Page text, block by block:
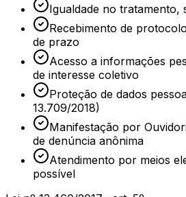
Igualdade no tratamento,
Recebimento de
de prazo
Acesso a informações
de interesse coletivo
Proteção de dados
13.709/2018)
Manifestação por
de denúncia anônima
Atendimento por meios
possível